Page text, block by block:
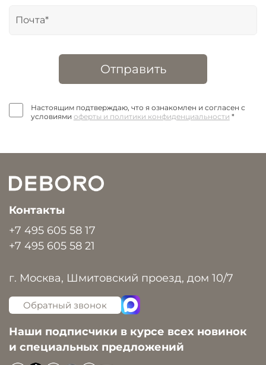
Отправить
Настоящим подтверждаю, что я ознакомлен и согласен с
условиями оферты и политики конфиденциальности *
Контакты
+7 495 605 58 17
+7 495 605 58 21
г. Москва, Шмитовский проезд, дом 10/7
Обратный звонок
Наши подписчики в курсе всех новинок
и специальных предложений